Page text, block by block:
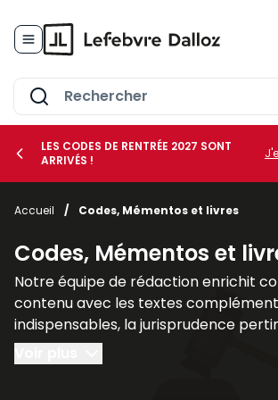
le sous-menu Vos métiers
le sous-menu Vos besoins
LES CODES DE RENTRÉE 2027 SONT
ARRIVÉS !
Accueil / Codes, Mémentos et livres
Codes, Mémentos et
Notre équipe de rédaction enrichit
contenu avec les textes
indispensables, la jurisprudence
un nombre croissant de titres, des
explicatifs.